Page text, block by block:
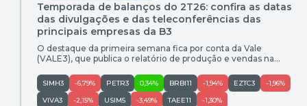
Temporada de balanços do 2T26: confira as datas
das divulgações e das teleconferências das
principais empresas da B3
O destaque da primeira semana fica por conta da Vale
(VALE3), que publica o relatório de produção e vendas na
SIMH3 -6,79% PETR3 0,34% BRBI11 -1,94% EZTC3
-1,96%
VIVA3
-2,15% USIM5 -3,49% TAEE11
-1,30%